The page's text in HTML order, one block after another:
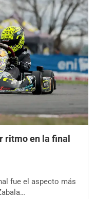
ritmo en la final
fue el aspecto más